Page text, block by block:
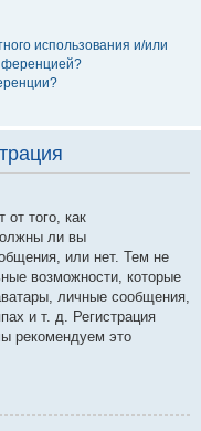
использования и/или
того, как
ли вы
или нет. Тем не
возможности, которые
личные сообщения,
и т. д. Регистрация
рекомендуем это